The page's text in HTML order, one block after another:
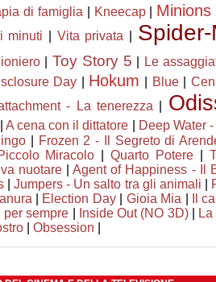
di famiglia Kneecap|
minuti Vita privata
Toy Story 5
Le
Day Hokum Blue|
- La tenerezza
|A cena con il dittatore
Deep Water
Frozen 2 - Il Segreto di
Miracolo |Quarto Potere|
nuotare|Agent of Happiness - Il
|Jumpers - Un salto tra gli animali
Election Day| Gioia Mia
Il
per sempre
Inside Out (NO 3D)|
Obsession